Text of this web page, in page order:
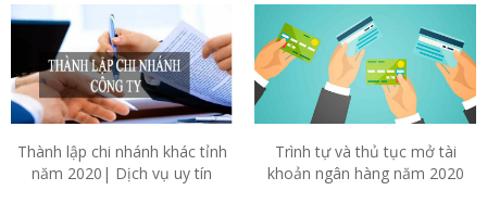
Thành lập chi nhánh khác tỉnh
năm 2020| Dịch vụ uy tín
Trình tự và thủ tục mở tài
khoản ngân hàng năm 2020